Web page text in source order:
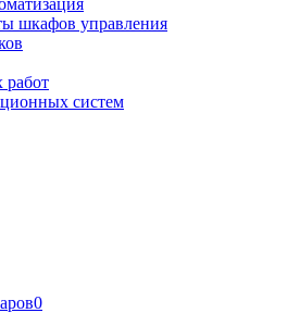
шкафов управления
систем
0